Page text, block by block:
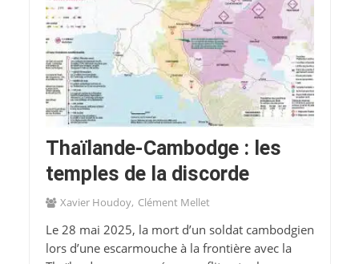
Thaïlande-Cambodge : les
temples de la discorde
Xavier Houdoy Clément Mellet
Le 28 mai 2025, la mort d’un soldat cambodgien
lors d’une escarmouche à la frontière avec la